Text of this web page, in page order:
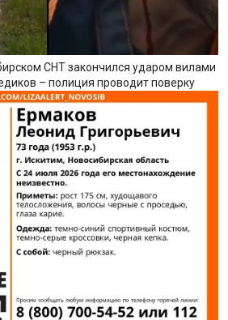
СНТ закончился ударом вилами
– полиция проводит поверку